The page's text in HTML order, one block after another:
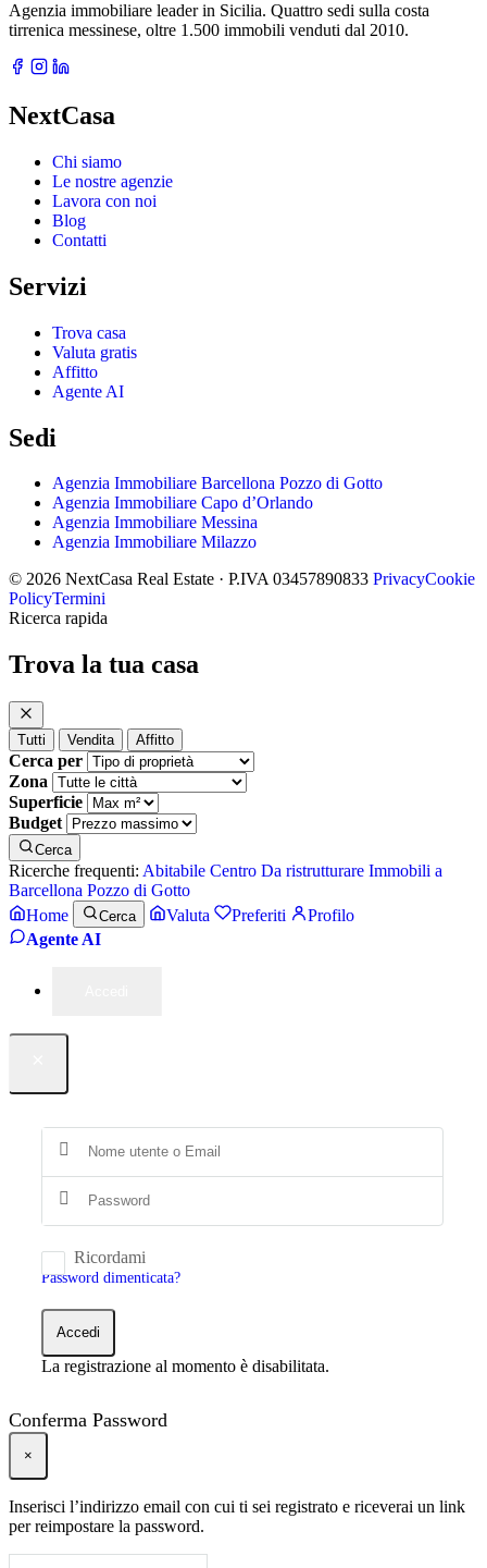
Agenzia immobiliare leader in Sicilia. Quattro sedi sulla costa
tirrenica messinese, oltre 1.500 immobili venduti dal 2010.
NextCasa
Chi siamo
Le nostre agenzie
Lavora con noi
Blog
Contatti
Servizi
Trova casa
Valuta gratis
Affitto
Agente AI
Sedi
Agenzia Immobiliare Barcellona Pozzo di Gotto
Agenzia Immobiliare Capo d’Orlando
Agenzia Immobiliare Messina
Agenzia Immobiliare Milazzo
© 2026 NextCasa Real Estate · P.IVA 03457890833 PrivacyCookie
PolicyTermini
Ricerca rapida
Trova la tua casa
Tutti Vendita Affitto
Cerca per
Zona
Superficie
Budget
Cerca
Ricerche frequenti: Abitabile Centro Da ristrutturare Immobili a
Barcellona Pozzo di Gotto
Home
Cerca Valuta Preferiti
Profilo
Agente AI
Ricordami
Password dimenticata?
Accedi
La registrazione al momento è disabilitata.
Conferma Password
×
Inserisci l’indirizzo email con cui ti sei registrato e riceverai un link
per reimpostare la password.